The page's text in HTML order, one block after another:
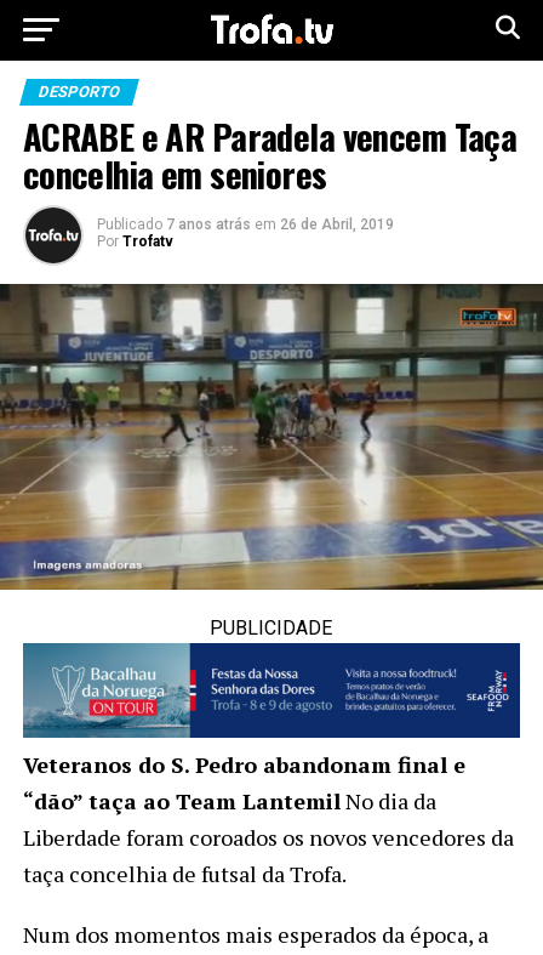
DESPORTO
ACRABE e AR Paradela vencem Taça
concelhia em seniores
Publicado 7 anos atrás em 26 de Abril, 2019
Por Trofatv
PUBLICIDADE
Veteranos do S. Pedro abandonam final e
“dão” taça ao Team LantemilNo dia da
Liberdade foram coroados os novos vencedores da
taça concelhia de futsal da Trofa.
Num dos momentos mais esperados da época, a